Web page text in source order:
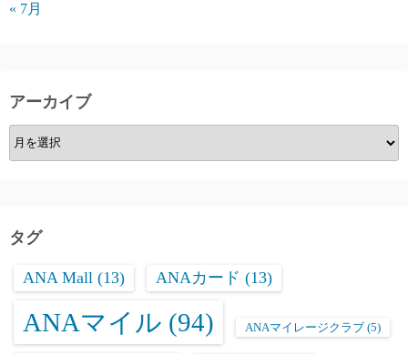
« 7月
アーカイブ
ア
ー
ブ
タグ
ANA Mall (13) ANAカード (13)
ANAマイル (94) ANAマイレージクラブ (5)